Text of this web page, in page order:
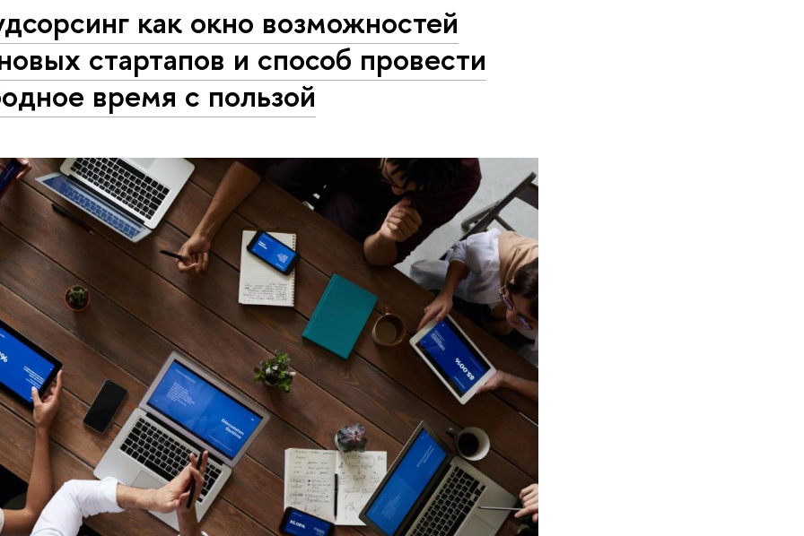
как окно возможностей
стартапов и способ провести
время с пользой